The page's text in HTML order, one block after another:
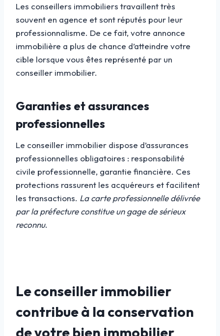
Les conseillers immobiliers travaillent très
souvent en agence et sont réputés pour leur
professionnalisme. De ce fait, votre annonce
immobilière a plus de chance d’atteindre votre
cible lorsque vous êtes représenté par un
conseiller immobilier.
Garanties et assurances
professionnelles
Le conseiller immobilier dispose d’assurances
professionnelles obligatoires : responsabilité
civile professionnelle, garantie financière. Ces
protections rassurent les acquéreurs et facilitent
les transactions. La carte professionnelle délivrée
par la préfecture constitue un gage de sérieux
reconnu.
Le conseiller immobilier
contribue à la conservation
de votre bien immobilier